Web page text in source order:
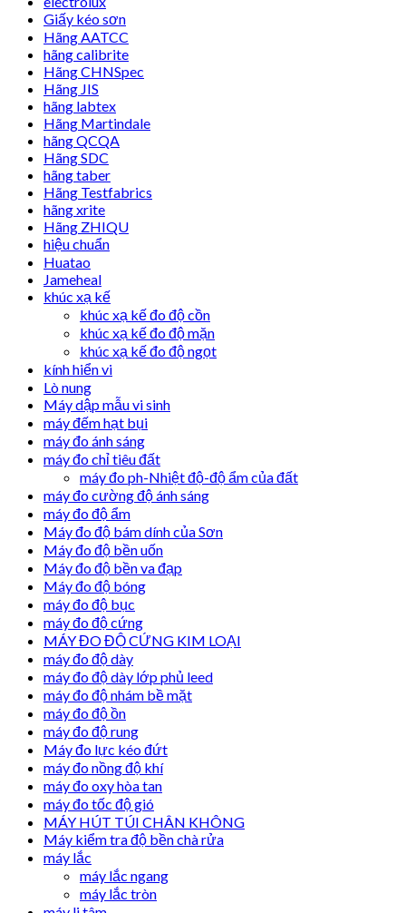
Giấy kéo sơn
Hãng AATCC
hãng calibrite
Hãng CHNSpec
Hãng JIS
hãng labtex
Hãng Martindale
hãng QCQA
Hãng SDC
hãng taber
Hãng Testfabrics
hãng xrite
Hãng ZHIQU
hiệu chuẩn
Huatao
Jameheal
khúc xạ kế
khúc xạ kế đo độ cồn
khúc xạ kế đo độ mặn
khúc xạ kế đo độ ngọt
kính hiển vi
Lò nung
Máy dập mẫu vi sinh
máy đếm hạt bụi
máy đo ánh sáng
máy đo chỉ tiêu đất
máy đo ph-Nhiệt độ-độ ẩm của đất
máy đo cường độ ánh sáng
máy đo độ ẩm
Máy đo độ bám dính của Sơn
Máy đo độ bền uốn
Máy đo độ bền va đạp
Máy đo độ bóng
máy đo độ bục
máy đo độ cứng
MÁY ĐO ĐỘ CỨNG KIM LOẠI
máy đo độ dày
máy đo độ dày lớp phủ leed
máy đo độ nhám bề mặt
máy đo độ ồn
máy đo độ rung
Máy đo lực kéo đứt
máy đo nồng độ khí
máy đo oxy hòa tan
máy đo tốc độ gió
MÁY HÚT TÚI CHÂN KHÔNG
Máy kiểm tra độ bền chà rửa
máy lắc
máy lắc ngang
máy lắc tròn